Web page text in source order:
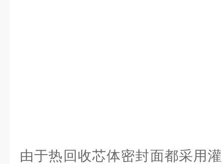
由于热回收芯体密封面都采用